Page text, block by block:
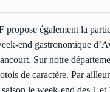
propose également la
end gastronomique
Sur notre
de caractère. Par
le week-end des 1